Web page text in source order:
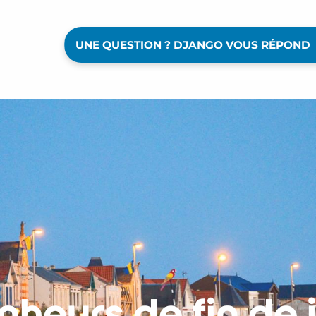
UNE QUESTION ? DJANGO VOUS RÉPOND